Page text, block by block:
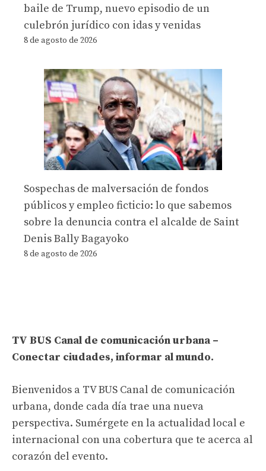
baile de Trump, nuevo episodio de un
culebrón jurídico con idas y venidas
8 de agosto de 2026
Sospechas de malversación de fondos
públicos y empleo ficticio: lo que sabemos
sobre la denuncia contra el alcalde de Saint
Denis Bally Bagayoko
8 de agosto de 2026
TV BUS Canal de comunicación urbana –
Conectar ciudades, informar al mundo.
Bienvenidos a TV BUS Canal de comunicación
urbana, donde cada día trae una nueva
perspectiva. Sumérgete en la actualidad local e
internacional con una cobertura que te acerca al
corazón del evento.